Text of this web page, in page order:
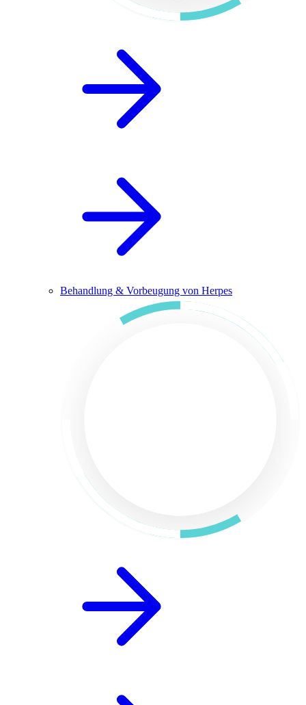
Behandlung & Vorbeugung von Herpes